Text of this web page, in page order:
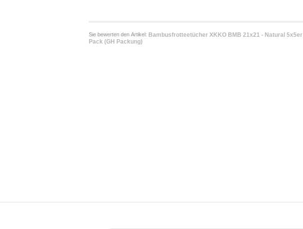
Sie bewerten den Artikel: Bambusfrotteetücher XKKO BMB 21x21 - Natural 5x5er
Pack (GH Packung)